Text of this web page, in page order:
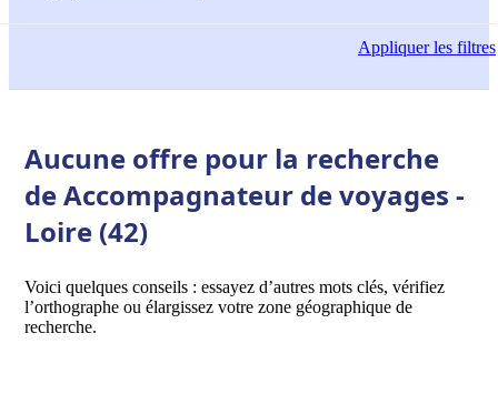
Appliquerles filtres
Aucune offre pour la recherche
de Accompagnateur de voyages -
Loire (42)
Voici quelques conseils : essayez d’autres mots clés, vérifiez
l’orthographe ou élargissez votre zone géographique de
recherche.